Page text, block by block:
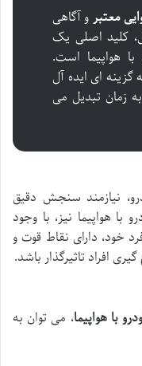
معتبرو آگاهی
کلید اصلی یک
هواپیما است.
گزینه ای ایده آل
زمان تبدیل می
نیازمند سنجش دقیق
هواپیما نیز، با وجود
خود، دارای نقاط قوت و
افراد تاثیرگذار باشد.
با هواپیما، می توان به